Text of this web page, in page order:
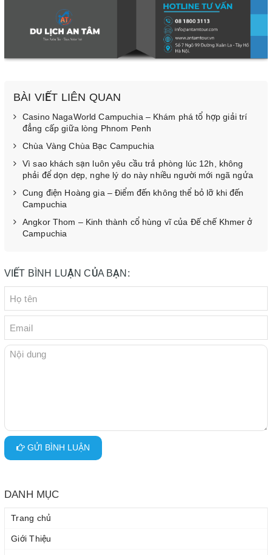
BÀI VIẾT LIÊN QUAN
Casino NagaWorld Campuchia – Khám phá tổ hợp giải trí
đẳng cấp giữa lòng Phnom Penh
Chùa Vàng Chùa Bạc Campuchia
Vì sao khách sạn luôn yêu cầu trả phòng lúc 12h, không
phải để dọn dẹp, nghe lý do này nhiều người mới ngã ngửa
Cung điện Hoàng gia – Điểm đến không thể bỏ lỡ khi đến
Campuchia
Angkor Thom – Kinh thành cổ hùng vĩ của Đế chế Khmer ở
Campuchia
VIẾT BÌNH LUẬN CỦA BẠN:
GỬI BÌNH LUẬN
DANH MỤC
Trang chủ
Giới Thiệu